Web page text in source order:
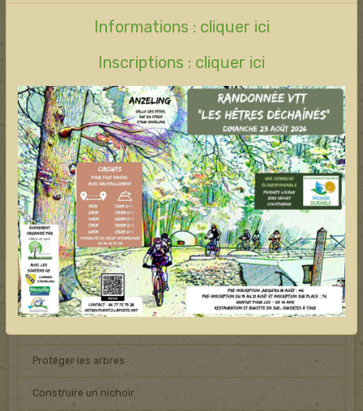
Email
Nouvelles
Année 2026
Année 2025
Année 2024
AGIR !
Protéger les arbres
Construire un nichoir
Informations : cliquer ici
Inscriptions : cliquer ici